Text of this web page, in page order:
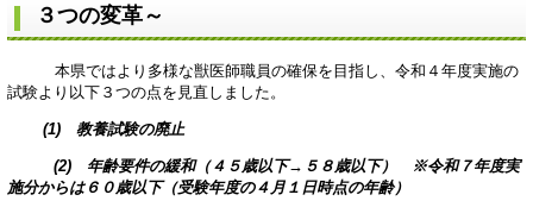
３つの変革～
本県ではより多様な獣医師職員の確保を目指し、令和４年度実施の
試験より以下３つの点を見直しました。
(1) 教養試験の廃止
(2) 年齢要件の緩和（４５歳以下→５８歳以下） ※令和７年度実
施分からは６０歳以下（受験年度の４月１日時点の年齢）